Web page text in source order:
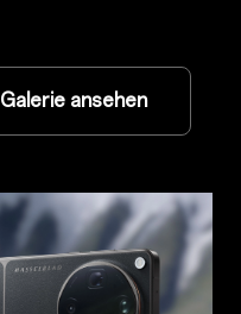
Galerie ansehen